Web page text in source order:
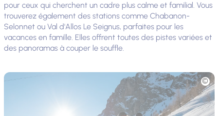
pour ceux qui cherchent un cadre plus calme et familial. Vous
trouverez également des stations comme Chabanon-
Selonnet ou Val d'Allos Le Seignus, parfaites pour les
vacances en famille. Elles offrent toutes des pistes variées et
des panoramas à couper le souffle.
Photo